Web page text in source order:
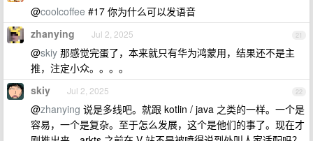
@coolcoffee #17 你为什么可以发语音
21
zhanying Jul 2, 2025
@skiy 那感觉完蛋了，本来就只有华为鸿蒙用，结果还不是主
推，注定小众。。。。
22
skiy Jul 2, 2025
@zhanying 说是多线吧。就跟 kotlin / java 之类的一样。一个是
容易，一个是复杂。至于怎么发展，这个是他们的事了。现在才